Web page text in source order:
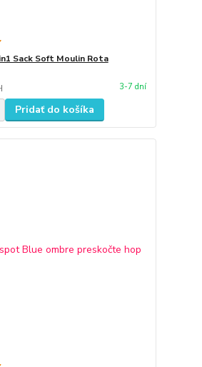
Sack Soft Moulin Rota
3-7 dní
Pridať do košíka